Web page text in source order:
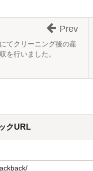
てクリーニング後の産
を行いました。
Prev
クURL